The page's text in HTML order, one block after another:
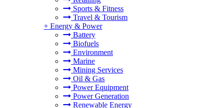
Sports & Fitness
Travel & Tourism
+ Energy & Power
Battery
Biofuels
Environment
Marine
Mining Services
Oil & Gas
Power Equipment
Power Generation
Renewable Energy